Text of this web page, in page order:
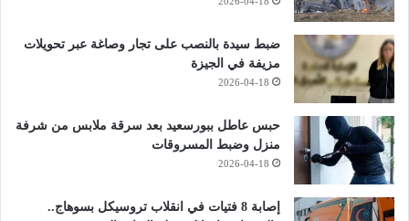
ضبط سيدة بالنصب على تجار وصاغة عبر تحويلات
مزيفة في الجيزة
2026-04-18
حبس عاطل ببورسعيد بعد سرقة ملابس من شرفة
منزل وضبط المسروقات
2026-04-18
إصابة 8 فتيات في انقلاب تروسيكل بسوهاج..